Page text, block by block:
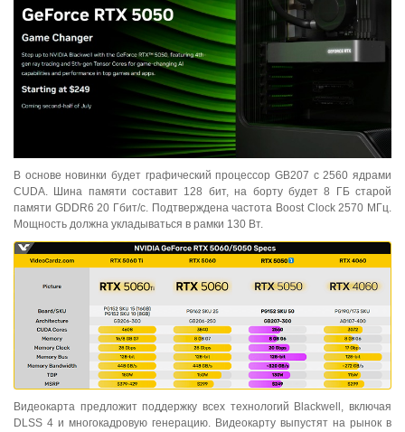
В основе новинки будет графический процессор GB207 с 2560 ядрами
CUDA. Шина памяти составит 128 бит, на борту будет 8 ГБ старой
памяти GDDR6 20 Гбит/с. Подтверждена частота Boost Clock 2570 МГц.
Мощность должна укладываться в рамки 130 Вт.
Видеокарта предложит поддержку всех технологий Blackwell, включая
DLSS 4 и многокадровую генерацию. Видеокарту выпустят на рынок в